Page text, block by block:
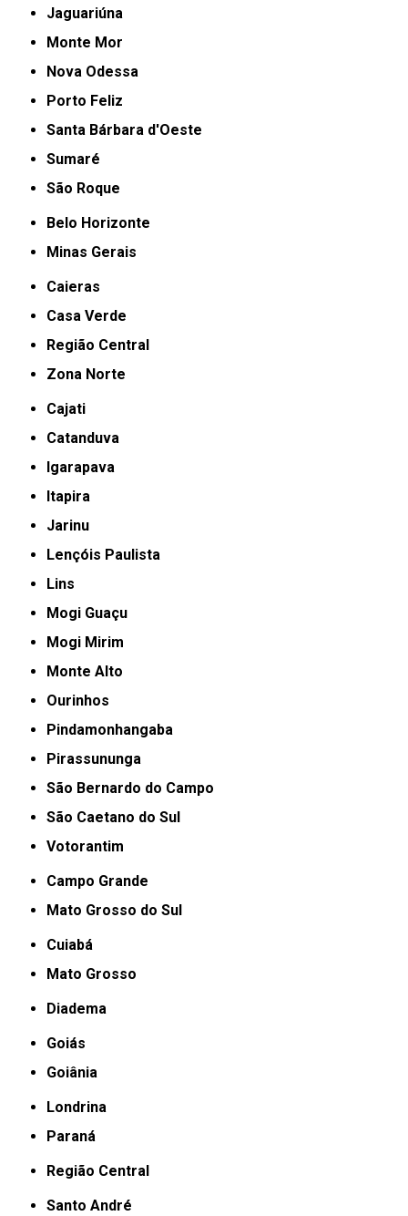
Jaguariúna
Monte Mor
Nova Odessa
Porto Feliz
Santa Bárbara d'Oeste
Sumaré
São Roque
Belo Horizonte
Minas Gerais
Caieras
Casa Verde
Região Central
Zona Norte
Cajati
Catanduva
Igarapava
Itapira
Jarinu
Lençóis Paulista
Lins
Mogi Guaçu
Mogi Mirim
Monte Alto
Ourinhos
Pindamonhangaba
Pirassununga
São Bernardo do Campo
São Caetano do Sul
Votorantim
Campo Grande
Mato Grosso do Sul
Cuiabá
Mato Grosso
Diadema
Goiás
Goiânia
Londrina
Paraná
Região Central
Santo André